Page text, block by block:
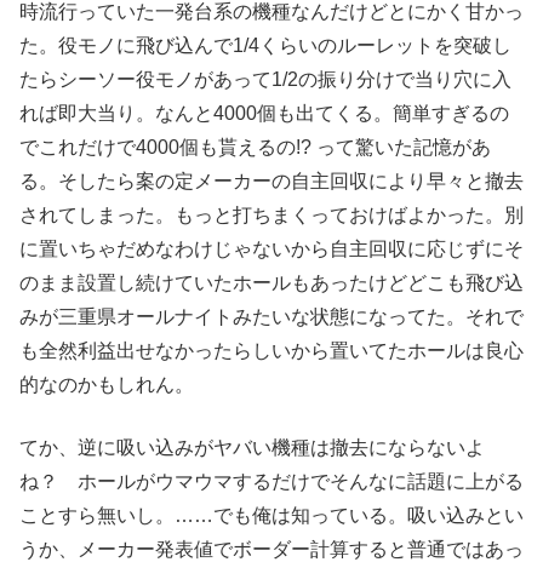
時流行っていた一発台系の機種なんだけどとにかく甘かっ
た。役モノに飛び込んで1/4くらいのルーレットを突破し
たらシーソー役モノがあって1/2の振り分けで当り穴に入
れば即大当り。なんと4000個も出てくる。簡単すぎるの
でこれだけで4000個も貰えるの!? って驚いた記憶があ
る。そしたら案の定メーカーの自主回収により早々と撤去
されてしまった。もっと打ちまくっておけばよかった。別
に置いちゃだめなわけじゃないから自主回収に応じずにそ
のまま設置し続けていたホールもあったけどどこも飛び込
みが三重県オールナイトみたいな状態になってた。それで
も全然利益出せなかったらしいから置いてたホールは良心
的なのかもしれん。
てか、逆に吸い込みがヤバい機種は撤去にならないよ
ね？ ホールがウマウマするだけでそんなに話題に上がる
ことすら無いし。……でも俺は知っている。吸い込みとい
うか、メーカー発表値でボーダー計算すると普通ではあっ